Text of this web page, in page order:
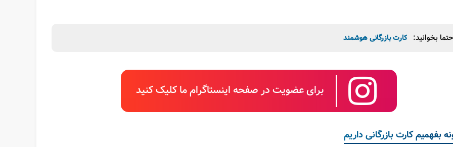
حتما بخوانید: کارت بازرگانی هوشمند
برای عضویت در صفحه اینستاگرام ما کلیک کنید
بفهمیم کارت بازرگانی داریم